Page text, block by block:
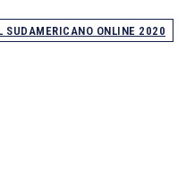
SUDAMERICANO ONLINE 2020